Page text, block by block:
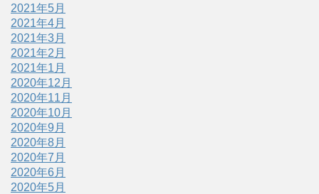
2021年5月
2021年4月
2021年3月
2021年2月
2021年1月
2020年12月
2020年11月
2020年10月
2020年9月
2020年8月
2020年7月
2020年6月
2020年5月